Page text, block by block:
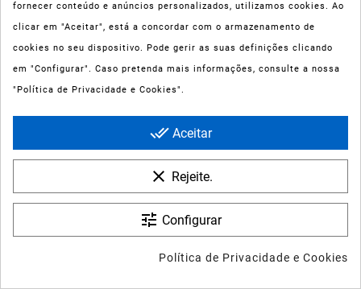
  
 
Ducray Melascreen
  
   
La Roche Posay
40,37 €Preço
VOLTAR AO INICIO
fornecer conteúdo e anúncios personalizados, utilizamos cookies. Ao
clicar em "Aceitar", está a concordar com o armazenamento de
cookies no seu dispositivo. Pode gerir as suas definições clicando
em "Configurar". Caso pretenda mais informações, consulte a nossa
"Política de Privacidade e Cookies".
done_all Aceitar
clear Rejeite.
tune Configurar
Política de Privacidade e Cookies